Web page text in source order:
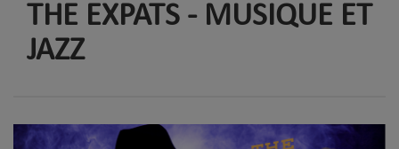
THE EXPATS - MUSIQUE ET
JAZZ